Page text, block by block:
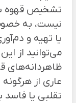
تشخیص قهوه
نیست، به
یا تهیه و
می‌توانید از
ظاهردانه‌های
عاری از
تقلبی یا فاسد